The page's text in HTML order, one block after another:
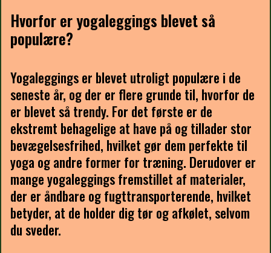
Hvorfor er yogaleggings blevet så
populære?
Yogaleggings er blevet utroligt populære i de
seneste år, og der er flere grunde til, hvorfor de
er blevet så trendy. For det første er de
ekstremt behagelige at have på og tillader stor
bevægelsesfrihed, hvilket gør dem perfekte til
yoga og andre former for træning. Derudover er
mange yogaleggings fremstillet af materialer,
der er åndbare og fugttransporterende, hvilket
betyder, at de holder dig tør og afkølet, selvom
du sveder.